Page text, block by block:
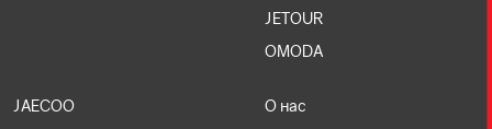
JETOUR
OMODA
JAECOO
О нас